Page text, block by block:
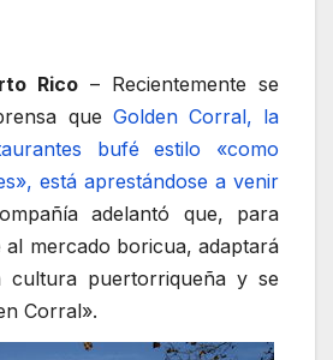
Rico – Recientemente se
que Golden Corral, la
bufé estilo «como
está aprestándose a venir
adelantó que, para
al mercado boricua, adaptará
puertorriqueña y se
Corral».